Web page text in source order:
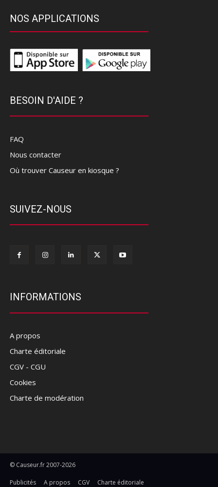
NOS APPLICATIONS
BESOIN D'AIDE ?
FAQ
Nous contacter
Où trouver Causeur en kiosque ?
SUIVEZ-NOUS
INFORMATIONS
A propos
Charte éditoriale
CGV - CGU
Cookies
Charte de modération
© Causeur.fr 2007-2026
Publicités A propos CGV Charte éditoriale